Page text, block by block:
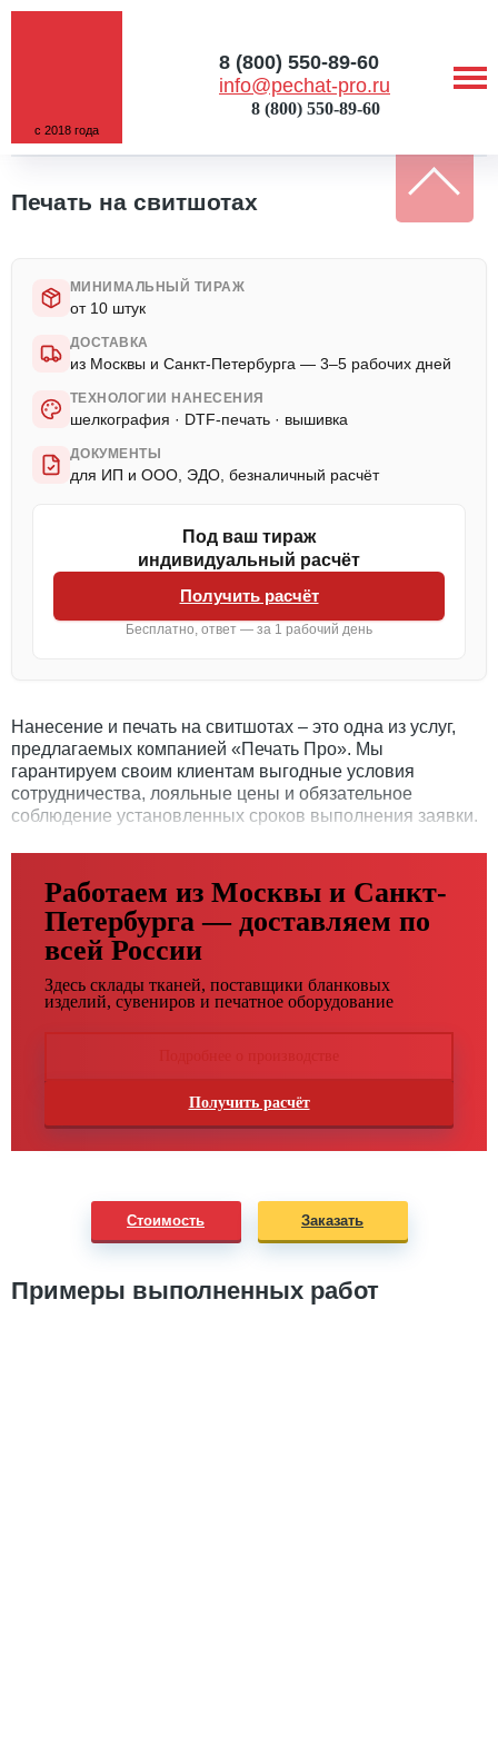
с 2018 года
info@pechat-pro.ru
8 (800) 550-89-60
8 (800) 550-89-60
ГЛАВНАЯ/
Печать на свитшотах
МИНИМАЛЬНЫЙ ТИРАЖ
от 10 штук
ДОСТАВКА
из Москвы и Санкт-Петербурга — 3–5 рабочих дней
ТЕХНОЛОГИИ НАНЕСЕНИЯ
шелкография · DTF-печать · вышивка
ДОКУМЕНТЫ
для ИП и ООО, ЭДО, безналичный расчёт
Под ваш тираж
индивидуальный расчёт
Получить расчёт
Бесплатно, ответ — за 1 рабочий день
Нанесение и печать на свитшотах – это одна из услуг,
предлагаемых компанией «Печать Про». Мы
гарантируем своим клиентам выгодные условия
сотрудничества, лояльные цены и обязательное
соблюдение установленных сроков выполнения заявки.
Работаем из Москвы и Санкт-
Петербурга — доставляем по
всей России
Здесь склады тканей, поставщики бланковых
изделий, сувениров и печатное оборудование
Получить расчёт
Стоимость Заказать
Примеры выполненных работ